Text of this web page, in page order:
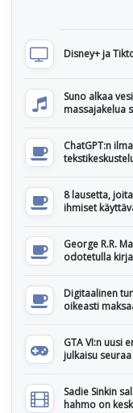
Disney+ ja
Suno alkaa
massajakelua
ChatGPT:n
8 lausetta,
ihmiset
George R.R.
odotetulla
Digitaalinen
oikeasti
GTA VI:n uusi
julkaisu
Sadie Sinkin
hahmo on